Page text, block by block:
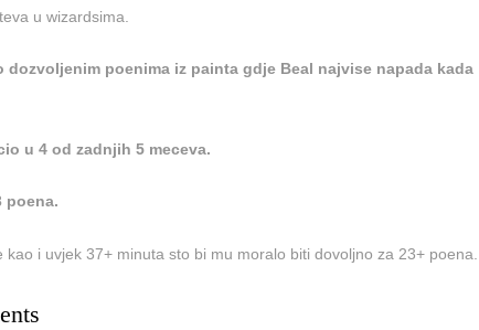
u wizardsima.
dozvoljenim poenima iz painta gdje Beal najvise napada kada
u 4 od zadnjih 5 meceva.
poena.
i uvjek 37+ minuta sto bi mu moralo biti dovoljno za 23+ poena.